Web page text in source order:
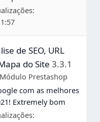
de SEO, URL
do Site 3.3.1
Prestashop
com as melhores
Extremely bom